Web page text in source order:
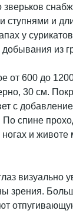
зверьков
ступнями и
у
из
от 600 до
30 см.
с
спине
и животе
визуально
зрения.